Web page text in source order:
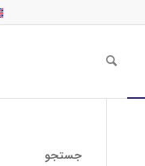
جستجو